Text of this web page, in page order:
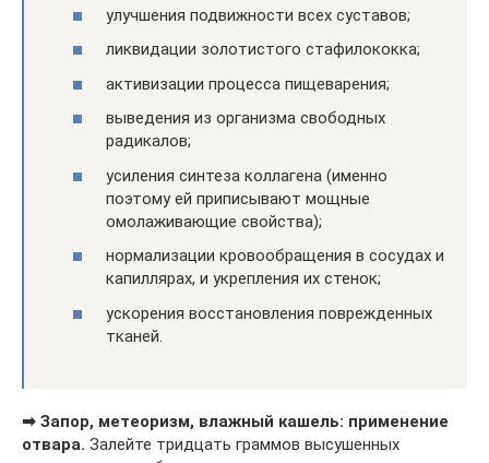
улучшения подвижности всех суставов;
ликвидации золотистого стафилококка;
активизации процесса пищеварения;
выведения из организма свободных
радикалов;
усиления синтеза коллагена (именно
поэтому ей приписывают мощные
омолаживающие свойства);
нормализации кровообращения в сосудах и
капиллярах, и укрепления их стенок;
ускорения восстановления поврежденных
тканей.
➡ Запор, метеоризм, влажный кашель: применение
отвара. Залейте тридцать граммов высушенных